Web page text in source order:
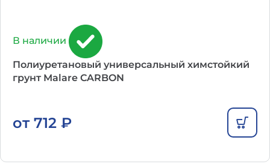
В наличии
Полиуретановый универсальный химстойкий
грунт Malare CARBON
от 712 ₽